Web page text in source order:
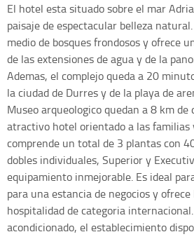
El hotel esta situado sobre el mar
paisaje de espectacular belleza
medio de bosques frondosos y ofrece
de las extensiones de agua y de la
Ademas, el complejo queda a 20
la ciudad de Durres y de la playa de
Museo arqueologico quedan a 8 km de
atractivo hotel orientado a las familias
comprende un total de 3 plantas con
dobles individuales, Superior y
equipamiento inmejorable. Es ideal
para una estancia de negocios y
hospitalidad de categoria
acondicionado, el establecimiento